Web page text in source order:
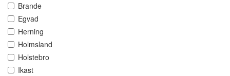
Brande
Egvad
Herning
Holmsland
Holstebro
Ikast